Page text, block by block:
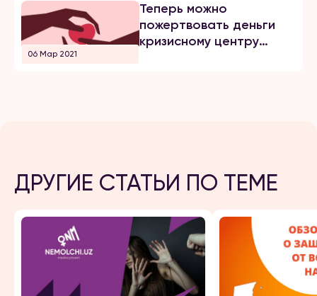
06 Мар 2021
Теперь можно
пожертвовать деньги
кризисному центру
ДРУГИЕ СТАТЬИ ПО ТЕМЕ